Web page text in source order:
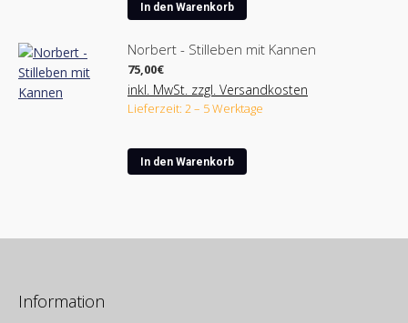
In den Warenkorb
Norbert - Stilleben mit Kannen
75,00€
inkl. MwSt. zzgl. Versandkosten
Lieferzeit: 2 – 5 Werktage
In den Warenkorb
Information